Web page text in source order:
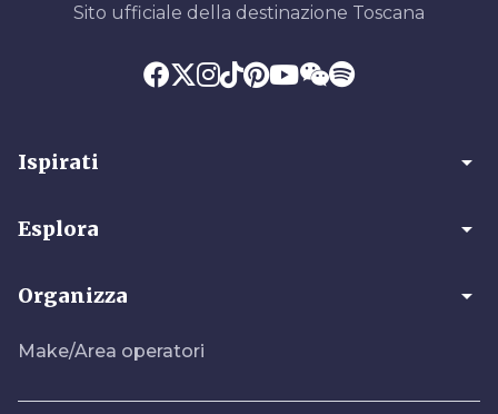
Sito ufficiale della destinazione Toscana
Ispirati arrow_drop_down
Esplora arrow_drop_down
Organizza arrow_drop_down
Make/Area operatori